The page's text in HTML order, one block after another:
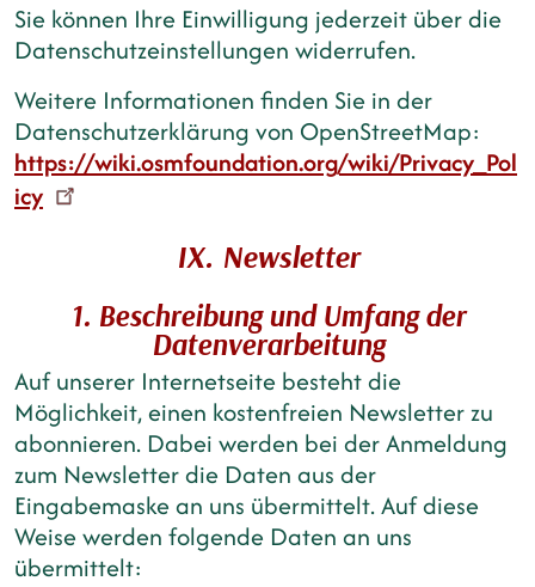
Sie können Ihre Einwilligung jederzeit über die
Datenschutzeinstellungen widerrufen.
Weitere Informationen finden Sie in der
Datenschutzerklärung von OpenStreetMap:
https://wiki.osmfoundation.org/wiki/Privacy_Pol
icy
IX. Newsletter
1. Beschreibung und Umfang der
Datenverarbeitung
Auf unserer Internetseite besteht die
Möglichkeit, einen kostenfreien Newsletter zu
abonnieren. Dabei werden bei der Anmeldung
zum Newsletter die Daten aus der
Eingabemaske an uns übermittelt. Auf diese
Weise werden folgende Daten an uns
übermittelt: